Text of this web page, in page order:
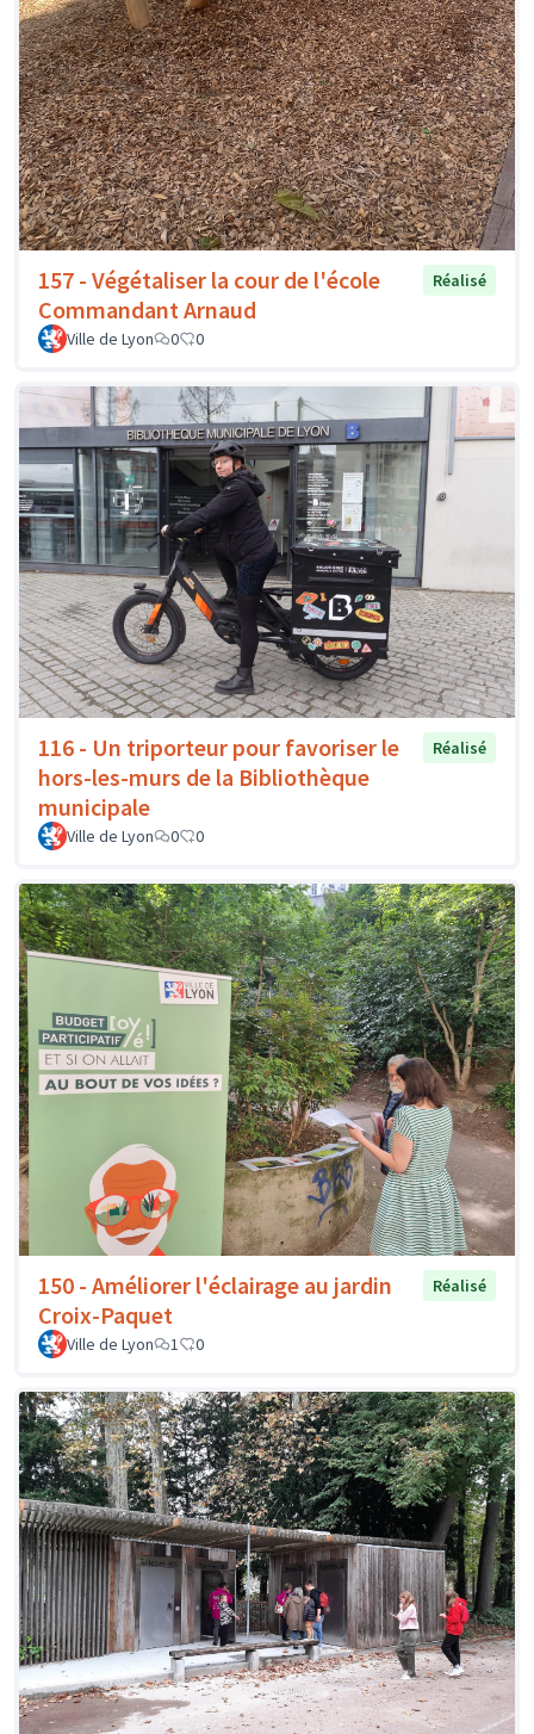
157 - Végétaliser la cour de l'école
Commandant Arnaud
Réalisé
Ville de Lyon 0 0
116 - Un triporteur pour favoriser le
hors-les-murs de la Bibliothèque
municipale
Réalisé
Ville de Lyon 0 0
150 - Améliorer l'éclairage au jardin
Croix-Paquet
Réalisé
Ville de Lyon 1 0